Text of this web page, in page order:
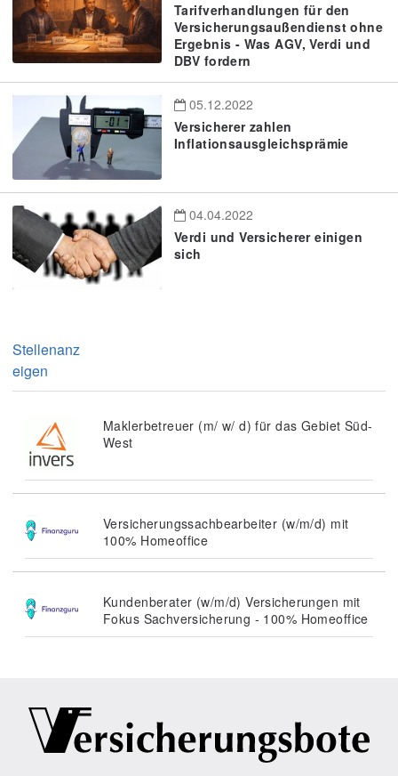
Tarifverhandlungen für den
Versicherungsaußendienst ohne
Ergebnis - Was AGV, Verdi und
DBV fordern
05.12.2022
Versicherer zahlen
Inflationsausgleichsprämie
04.04.2022
Verdi und Versicherer einigen
sich
Stellenanz
eigen
Maklerbetreuer (m/ w/ d) für das Gebiet Süd-
West
Versicherungssachbearbeiter (w/m/d) mit
100% Homeoffice
Kundenberater (w/m/d) Versicherungen mit
Fokus Sachversicherung - 100% Homeoffice